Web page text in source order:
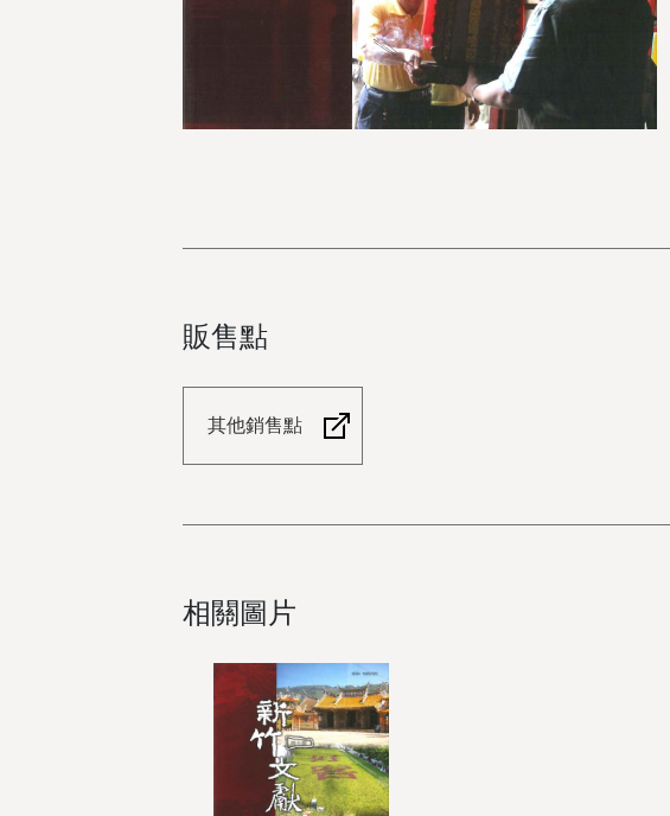
販售點
其他銷售點
相關圖片